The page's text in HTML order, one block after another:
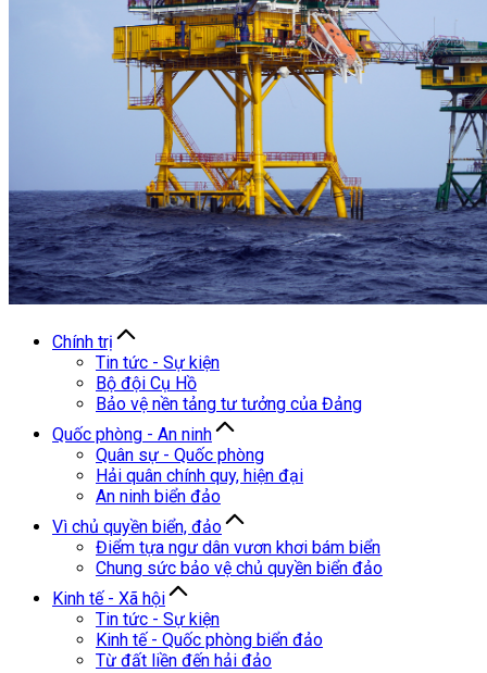
Chính trị
Tin tức - Sự kiện
Bộ đội Cụ Hồ
Bảo vệ nền tảng tư tưởng của Đảng
Quốc phòng - An ninh
Quân sự - Quốc phòng
Hải quân chính quy, hiện đại
An ninh biển đảo
Vì chủ quyền biển, đảo
Điểm tựa ngư dân vươn khơi bám biển
Chung sức bảo vệ chủ quyền biển đảo
Kinh tế - Xã hội
Tin tức - Sự kiện
Kinh tế - Quốc phòng biển đảo
Từ đất liền đến hải đảo